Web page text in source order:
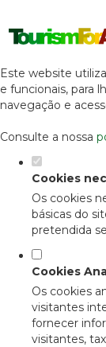
Defina as
cookies
Este website
e funcionais, para
navegação e
Consulte a nossa
Cookies
Os cookies
básicas do
pretendida
Cookies
Os cookies
visitantes
fornecer
visitantes,